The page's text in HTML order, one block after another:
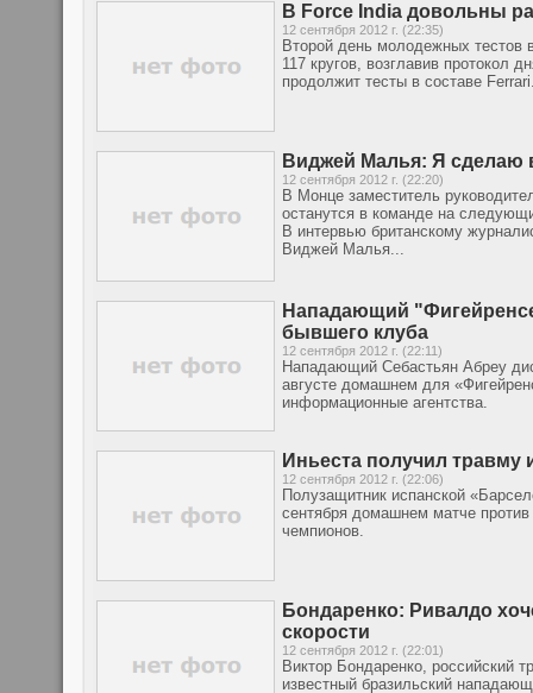
В Force India довольны
12 сентября 2012 г. (22:35)
Второй день молодежных
117 кругов, возглавив протокол
продолжит тесты в составе
Виджей Малья: Я сделаю
12 сентября 2012 г. (22:20)
В Монце заместитель
останутся в команде на
В интервью британскому
Виджей Малья...
Нападающий
бывшего клуба
12 сентября 2012 г. (22:11)
Нападающий Себастьян Абреу
августе домашнем для
информационные агентства.
Иньеста получил травму
12 сентября 2012 г. (22:06)
Полузащитник испанской
сентября домашнем матче против
чемпионов.
Бондаренко: Ривалдо
скорости
12 сентября 2012 г. (22:01)
Виктор Бондаренко, российский
известный бразильский